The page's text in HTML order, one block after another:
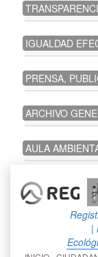
IGUALDAD
PRENSA,
ARCHIVO
AULA
|